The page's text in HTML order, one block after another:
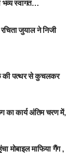
भव्य स्वागत…
जुयाल ने निजी
की पत्थर से कुचलकर
का कार्य अंतिम चरण में,
मोबाइल माफिया गैंग ,